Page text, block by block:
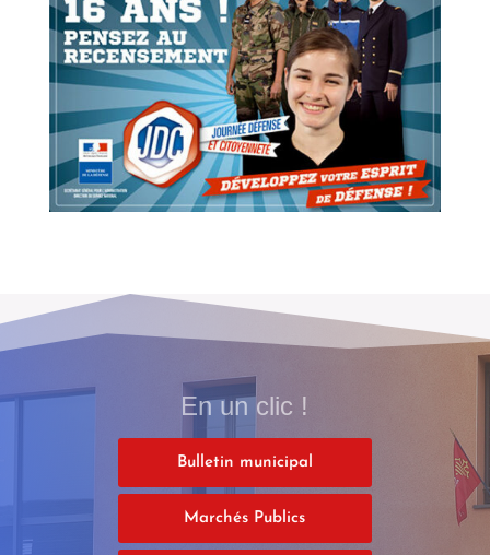
En un clic !
Bulletin municipal
Marchés Publics